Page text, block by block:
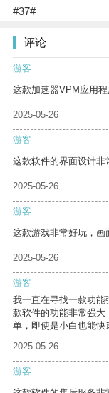
#37#
评论
游客
这款加速器VPM应用
2025-05-26
游客
这款软件的界面设计非
2025-05-26
游客
这款游戏非常好玩，画
2025-05-26
游客
我一直在寻找一款功
款软件的功能非常强
单，即使是小白也能快
2025-05-26
游客